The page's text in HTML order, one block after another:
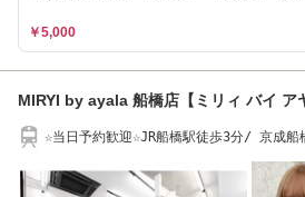
￥5,000
MIRYI by ayala 船橋店【ミリィ バイ ア
☆当日予約歓迎☆JR船橋駅徒歩3分/ 京成船